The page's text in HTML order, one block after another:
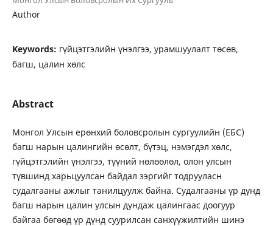
Author
Keywords: гүйцэтгэлийн үнэлгээ, урамшуулалт төсөв,
багш, цалин хөлс
Abstract
Монгол Улсын ерөнхий боловсролын сургуулийн (ЕБС)
багш нарын цалингийн өсөлт, бүтэц, нэмэгдэл хөлс,
гүйцэтгэлийн үнэлгээ, түүний нөлөөлөл, олон улсын
түвшинд харьцуулсан байдал зэргийг тодрууласн
судалгааны ажлыг танилцуулж байна. Судалгааны үр дүнд
багш нарын цалин улсын дундаж цалингаас доогуур
байгаа бөгөөд үр дүнд суурилсан санхүүжилтийн шинэ